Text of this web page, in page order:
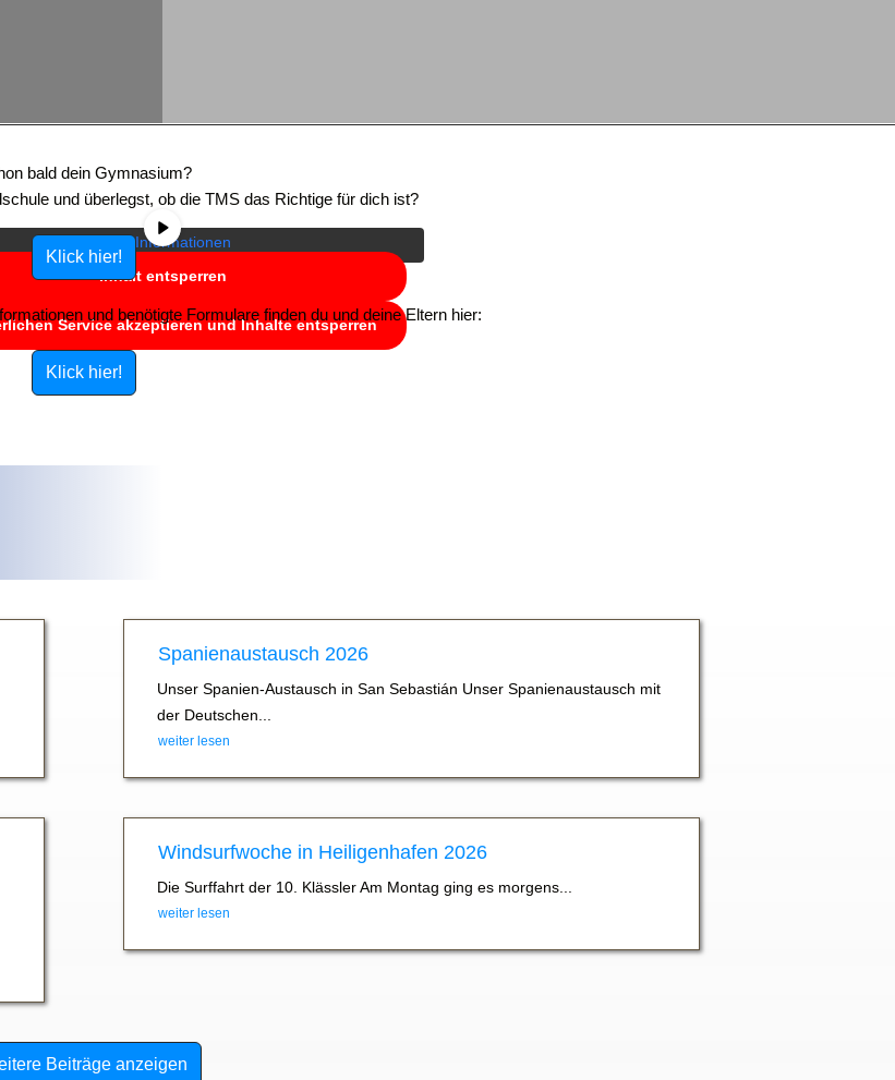
Inhalt zuzugreifen, klicken Sie auf die Schaltfläche unten.
Sie, dass dabei Daten an Drittanbieter weitergegeben
werden.
Mehr Informationen
Inhalt entsperren
Service akzeptieren und Inhalte entsperren
bald dein Gymnasium?
und überlegst, ob die TMS das Richtige für dich ist?
Klick hier!
und benötigte Formulare finden du und deine Eltern hier:
Klick hier!
Spanienaustausch 2026
Unser Spanien-Austausch in San Sebastián Unser Spanienaustausch mit
der Deutschen...
weiter lesen
Windsurfwoche in Heiligenhafen 2026
Die Surffahrt der 10. Klässler Am Montag ging es morgens...
weiter lesen
Beiträge anzeigen